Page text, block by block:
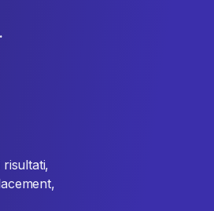
risultati,